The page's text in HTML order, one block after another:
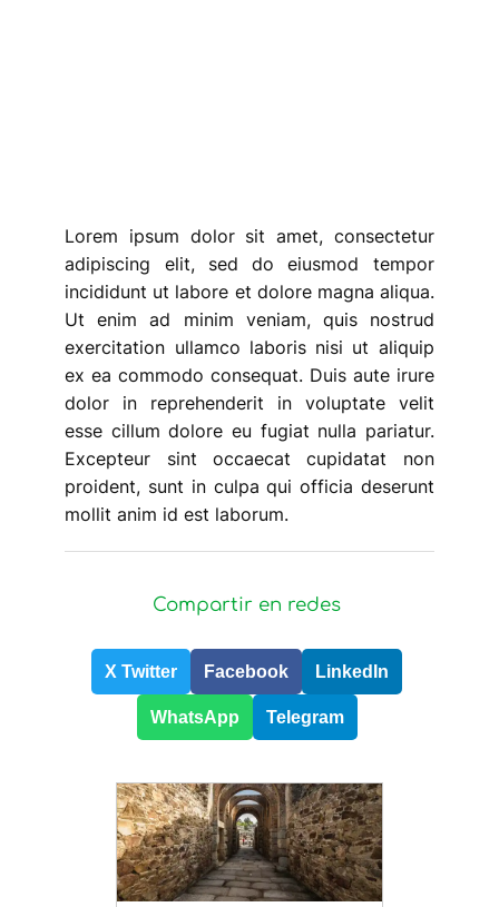
Lorem ipsum dolor sit amet, consectetur
adipiscing elit, sed do eiusmod tempor
incididunt ut labore et dolore magna aliqua.
Ut enim ad minim veniam, quis nostrud
exercitation ullamco laboris nisi ut aliquip
ex ea commodo consequat. Duis aute irure
dolor in reprehenderit in voluptate velit
esse cillum dolore eu fugiat nulla pariatur.
Excepteur sint occaecat cupidatat non
proident, sunt in culpa qui officia deserunt
mollit anim id est laborum.
Compartir en redes
X Twitter Facebook LinkedIn
WhatsApp Telegram